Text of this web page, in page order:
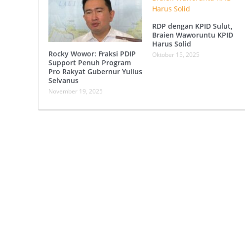
Rocky Wowor: Fraksi PDIP
Support Penuh Program
Pro Rakyat Gubernur Yulius
Selvanus
November 19, 2025
RDP dengan KPID Sulut,
Braien Waworuntu KPID
Harus Solid
Oktober 15, 2025